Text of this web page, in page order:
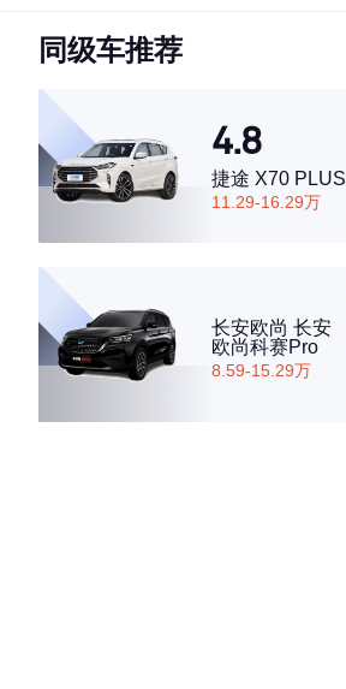
·外观表现较为优秀，优于73%同级车
·空间表现较为优秀，优于82%同级车
同级车推荐
4.8
捷途 X70 PLUS
11.29-16.29万
长安欧尚 长安
欧尚科赛Pro
8.59-15.29万